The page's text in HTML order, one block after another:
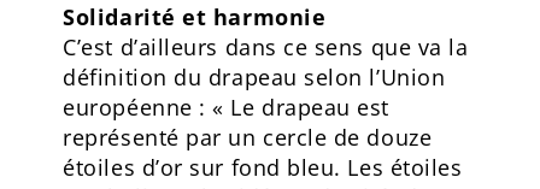
Solidarité et harmonie
C’est d’ailleurs dans ce sens que va la
définition du drapeau selon l’Union
européenne : « Le drapeau est
représenté par un cercle de douze
étoiles d’or sur fond bleu. Les étoiles